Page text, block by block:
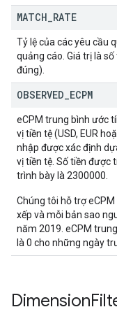
MATCH RATE
Tỷ lệ của các yêu cầu
quảng cáo. Giá trị là
đúng).
OBSERVED ECPM
eCPM trung bình ước
vị tiền tệ (USD, EUR
nhập được xác định
vị tiền tệ. Số tiền được
trình bày là 2300000.
Chúng tôi hỗ trợ
xếp và mỗi bản sao
năm 2019. eCPM
là 0 cho những ngày
Dimension